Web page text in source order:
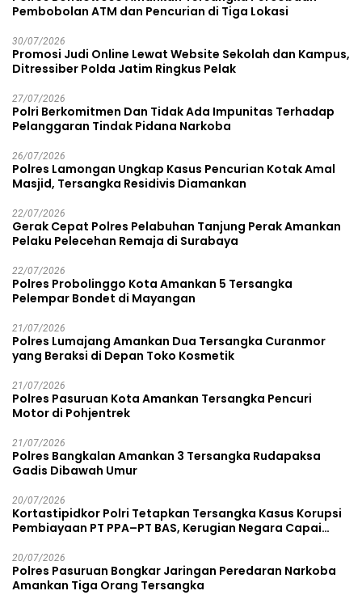
Pembobolan ATM dan Pencurian di Tiga Lokasi
30/07/2026
Promosi Judi Online Lewat Website Sekolah dan Kampus,
Ditressiber Polda Jatim Ringkus Pelak
27/07/2026
Polri Berkomitmen Dan Tidak Ada Impunitas Terhadap
Pelanggaran Tindak Pidana Narkoba
26/07/2026
Polres Lamongan Ungkap Kasus Pencurian Kotak Amal
Masjid, Tersangka Residivis Diamankan
22/07/2026
Gerak Cepat Polres Pelabuhan Tanjung Perak Amankan
Pelaku Pelecehan Remaja di Surabaya
22/07/2026
Polres Probolinggo Kota Amankan 5 Tersangka
Pelempar Bondet di Mayangan
21/07/2026
Polres Lumajang Amankan Dua Tersangka Curanmor
yang Beraksi di Depan Toko Kosmetik
21/07/2026
Polres Pasuruan Kota Amankan Tersangka Pencuri
Motor di Pohjentrek
21/07/2026
Polres Bangkalan Amankan 3 Tersangka Rudapaksa
Gadis Dibawah Umur
20/07/2026
Kortastipidkor Polri Tetapkan Tersangka Kasus Korupsi
Pembiayaan PT PPA–PT BAS, Kerugian Negara Capai
20/07/2026
Polres Pasuruan Bongkar Jaringan Peredaran Narkoba
Amankan Tiga Orang Tersangka